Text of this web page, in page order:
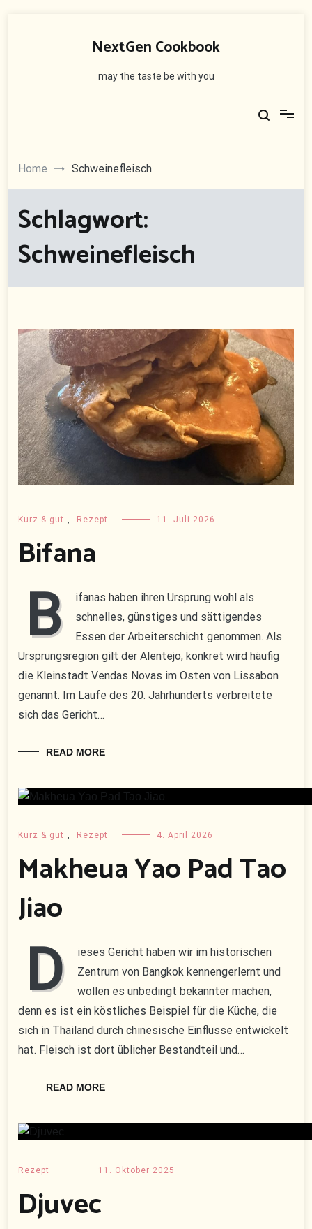
NextGen Cookbook
may the taste be with you
Home Schweinefleisch
Schlagwort:
Schweinefleisch
Kurz & gut Rezept 11. Juli 2026
Bifana
B
ifanas haben ihren Ursprung wohl als
schnelles, günstiges und sättigendes
Essen der Arbeiterschicht genommen. Als
Ursprungsregion gilt der Alentejo, konkret wird häufig
die Kleinstadt Vendas Novas im Osten von Lissabon
genannt. Im Laufe des 20. Jahrhunderts verbreitete
sich das Gericht…
READ MORE
Kurz & gut Rezept 4. April 2026
Makheua Yao Pad Tao
Jiao
D
ieses Gericht haben wir im historischen
Zentrum von Bangkok kennengerlernt und
wollen es unbedingt bekannter machen,
denn es ist ein köstliches Beispiel für die Küche, die
sich in Thailand durch chinesische Einflüsse entwickelt
hat. Fleisch ist dort üblicher Bestandteil und…
READ MORE
Rezept 11. Oktober 2025
Djuvec